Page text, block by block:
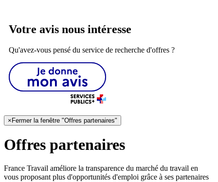
Votre avis nous intéresse
Qu'avez-vous pensé du service de recherche d'offres ?
×Fermer la fenêtre "Offres partenaires"
Offres partenaires
France Travail améliore la transparence du marché du travail en
vous proposant plus d'opportunités d'emploi grâce à ses partenaires